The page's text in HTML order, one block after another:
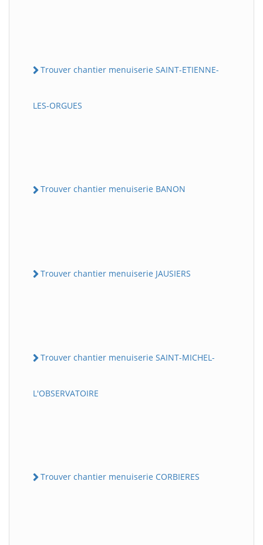
Trouver chantier menuiserie SAINT-ETIENNE-
LES-ORGUES
Trouver chantier menuiserie BANON
Trouver chantier menuiserie JAUSIERS
Trouver chantier menuiserie SAINT-MICHEL-
L'OBSERVATOIRE
Trouver chantier menuiserie CORBIERES